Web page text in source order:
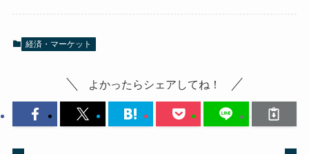
経済・マーケット
よかったらシェアしてね！